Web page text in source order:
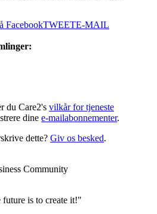
FacebookTWEETE-MAIL
du Care2's vilkår for tjeneste
dine e-mailabonnementer.
dette? Giv os besked.
Community
is to create it!"